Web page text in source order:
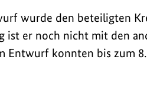
wurde den beteiligten
ist er noch nicht mit den
Entwurf konnten bis zum